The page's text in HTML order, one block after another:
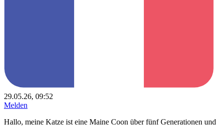
29.05.26, 09:52
Melden
Hallo, meine Katze ist eine Maine Coon über fünf Generationen und